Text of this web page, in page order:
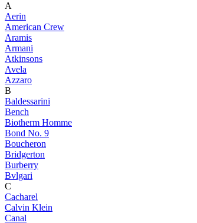
A
Aerin
American Crew
Aramis
Armani
Atkinsons
Avela
Azzaro
B
Baldessarini
Bench
Biotherm Homme
Bond No. 9
Boucheron
Bridgerton
Burberry
Bvlgari
C
Cacharel
Calvin Klein
Canal